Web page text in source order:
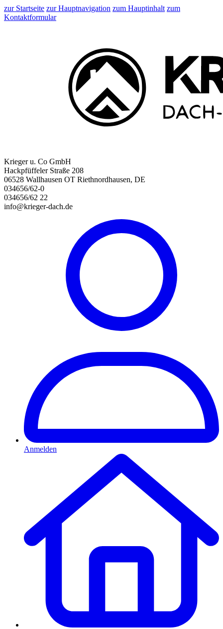
zur Startseite zur Hauptnavigation zum Hauptinhalt zum
Kontaktformular
Krieger u. Co GmbH
Hackpfüffeler Straße 208
06528 Wallhausen OT Riethnordhausen, DE
034656/62-0
034656/62 22
info@krieger-dach.de
Anmelden